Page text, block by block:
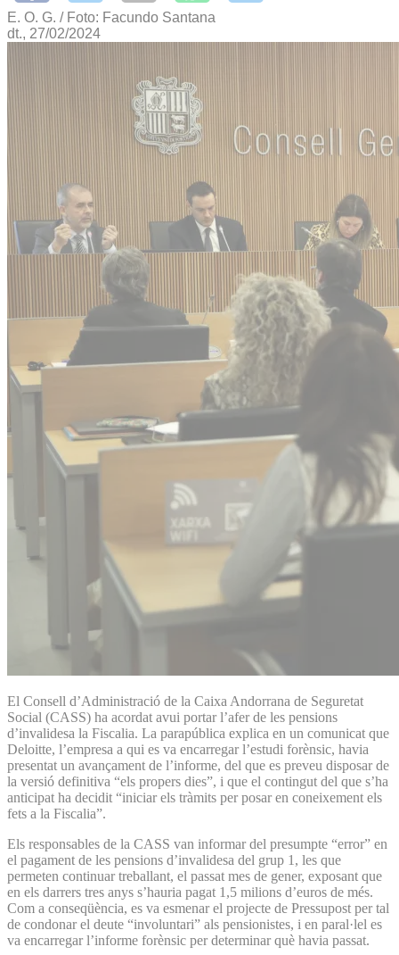
E. O. G. / Foto: Facundo Santana
dt., 27/02/2024
El Consell d’Administració de la Caixa Andorrana de Seguretat
Social (CASS) ha acordat avui portar l’afer de les pensions
d’invalidesa la Fiscalia. La parapública explica en un comunicat que
Deloitte, l’empresa a qui es va encarregar l’estudi forènsic, havia
presentat un avançament de l’informe, del que es preveu disposar de
la versió definitiva “els propers dies”, i que el contingut del que s’ha
anticipat ha decidit “iniciar els tràmits per posar en coneixement els
fets a la Fiscalia”.
Els responsables de la CASS van informar del presumpte “error” en
el pagament de les pensions d’invalidesa del grup 1, les que
permeten continuar treballant, el passat mes de gener, exposant que
en els darrers tres anys s’hauria pagat 1,5 milions d’euros de més.
Com a conseqüència, es va esmenar el projecte de Pressupost per tal
de condonar el deute “involuntari” als pensionistes, i en paral·lel es
va encarregar l’informe forènsic per determinar què havia passat.